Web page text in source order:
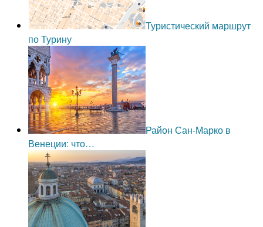
Туристический маршрут
по Турину
Район Сан-Марко в
Венеции: что…